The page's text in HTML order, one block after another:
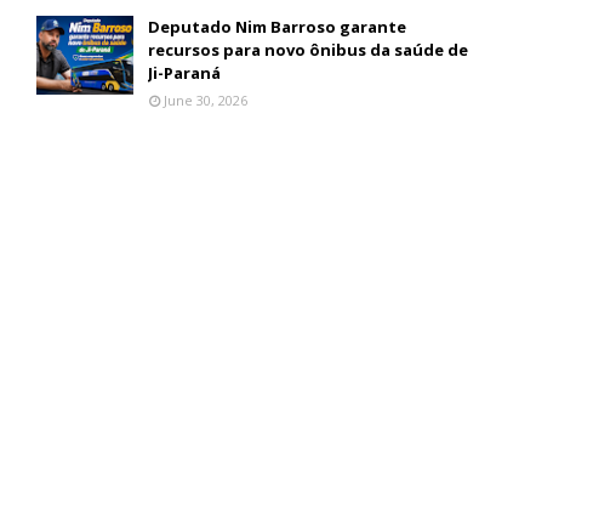
Deputado Nim Barroso garante
recursos para novo ônibus da saúde de
Ji-Paraná
June 30, 2026